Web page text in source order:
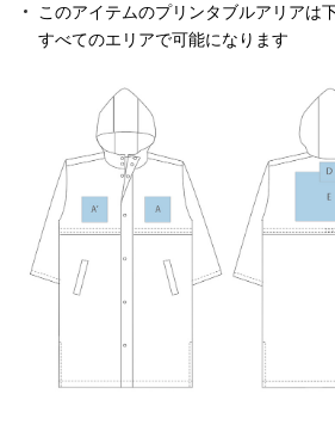
このアイテムのプリンタブルアリアは
すべてのエリアで可能になります